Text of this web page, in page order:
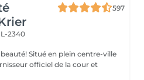
597
2340
centre-ville
officiel de la cour et